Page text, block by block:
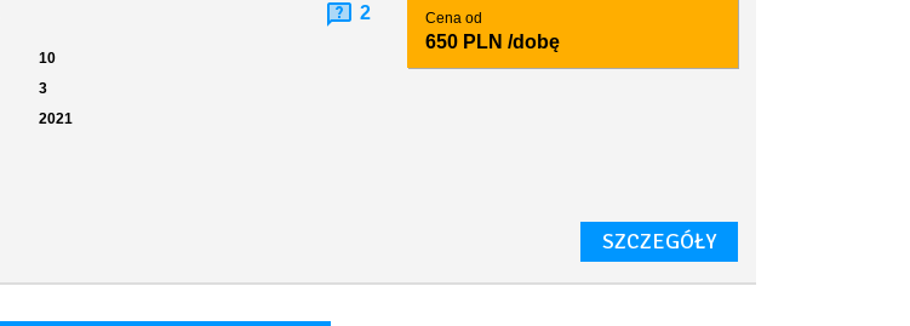
2
10
3
2021
Cena od
650 PLN /dobę
SZCZEGÓŁY